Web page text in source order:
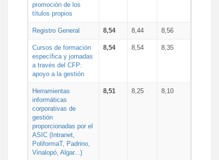
promoción de los
títulos propios
Registro General 8,54 8,44 8,56
Cursos de formación
específica y jornadas
a través del CFP:
apoyo a la gestión
8,54 8,54 8,35
Herramientas
informáticas
corporativas de
gestión
proporcionadas por el
ASIC (Intranet,
PoliformaT, Padrino,
Vinalopó, Algar...)
8,51 8,25 8,10